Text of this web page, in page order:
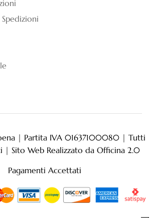
| Partita IVA 01637100080 | Tutti
| Sito Web Realizzato da Officina 2.0
Pagamenti Accettati